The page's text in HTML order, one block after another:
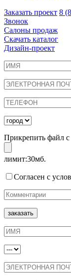
Заказать проект 8
Звонок
Салоны продаж
Скачать каталог
Дизайн-проект
Прикрепить файл
лимит:30мб.
Согласен с